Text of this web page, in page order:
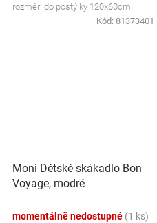
rozměr: do postýlky 120x60cm
Kód: 81373401
Moni Dětské skákadlo Bon
Voyage, modré
momentálně nedostupné (1 ks)